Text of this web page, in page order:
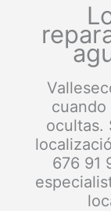
cuando
ocultas.
676 91